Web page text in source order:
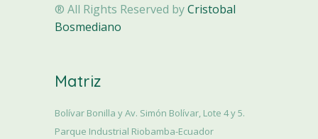
® All Rights Reserved byCristobal
Bosmediano
Matriz
Bolívar Bonilla y Av. Simón Bolívar, Lote 4 y 5.
Parque Industrial Riobamba-Ecuador